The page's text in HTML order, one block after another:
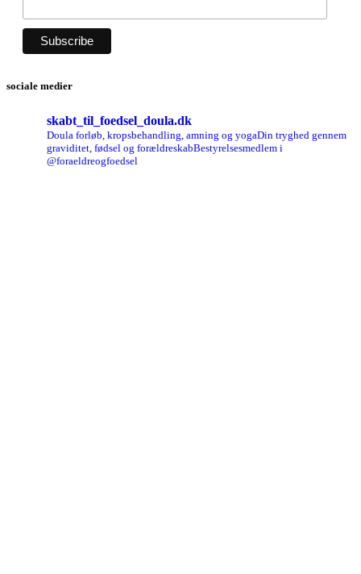
sociale medier
skabt_til_foedsel_doula.dk
Doula forløb, kropsbehandling, amning og yogaDin tryghed gennem
graviditet, fødsel og forældreskabBestyrelsesmedlem i
@foraeldreogfoedsel